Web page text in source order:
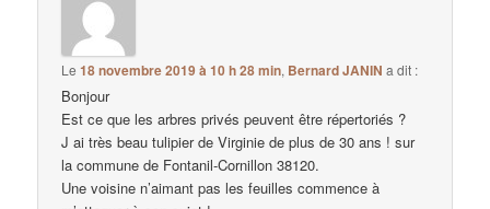
Le18 novembre 2019 à 10 h 28 min, Bernard JANIN a dit :
Bonjour
Est ce que les arbres privés peuvent être répertoriés ?
J ai très beau tulipier de Virginie de plus de 30 ans ! sur
la commune de Fontanil-Cornillon 38120.
Une voisine n’aimant pas les feuilles commence à